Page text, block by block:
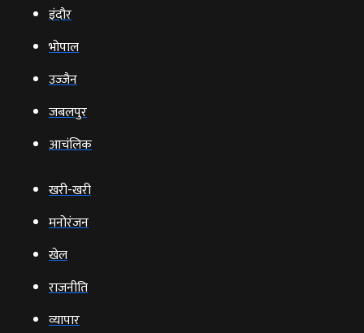
इंदौर
भोपाल
उज्‍जैन
जबलपुर
आचंलिक
खरी-खरी
मनोरंजन
खेल
राजनीति
व्‍यापार